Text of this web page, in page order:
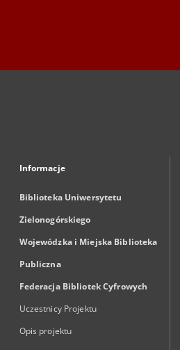
Informacje
Biblioteka Uniwersytetu
Zielonogórskiego
Wojewódzka i Miejska Biblioteka
Publiczna
Federacja Bibliotek Cyfrowych
Uczestnicy Projektu
Opis projektu